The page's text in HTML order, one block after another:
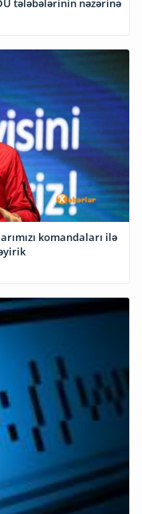
tələbələrinin nəzərinə
komandaları ilə